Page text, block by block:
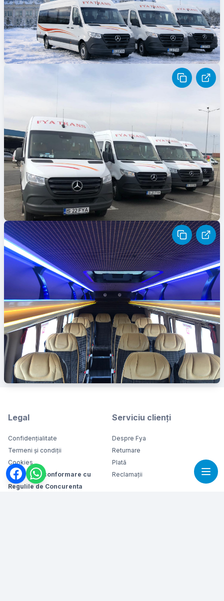
Legal
Confidențialitate
Termeni și condiții
Cookies
Manual de conformare cu
Regulile de Concurenta
Serviciu clienți
Despre Fya
Returnare
Plată
Reclamații